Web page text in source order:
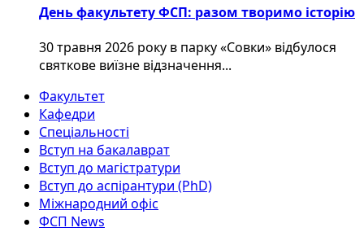
День факультету ФСП: разом творимо історію
30 травня 2026 року в парку «Совки» відбулося
святкове виїзне відзначення...
Факультет
Кафедри
Спеціальності
Вступ на бакалаврат
Вступ до магістратури
Вступ до аспірантури (PhD)
Міжнародний офіс
ФСП News